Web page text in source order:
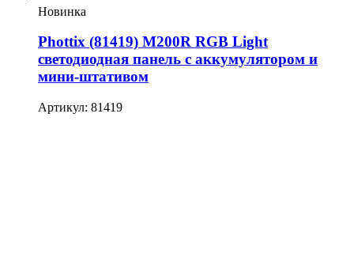
Новинка
Phottix (81419) M200R RGB Light
светодиодная панель с аккумулятором и
мини-штативом
Артикул: 81419